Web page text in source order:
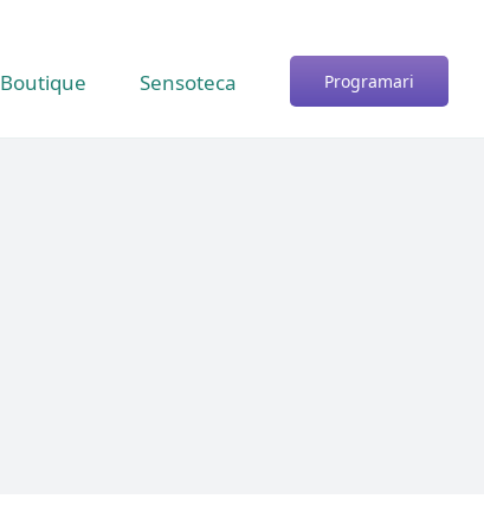
Boutique Sensoteca Programari